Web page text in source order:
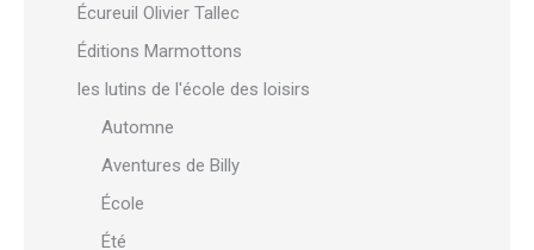
Écureuil Olivier Tallec
Éditions Marmottons
les lutins de l'école des loisirs
Automne
Aventures de Billy
École
Été